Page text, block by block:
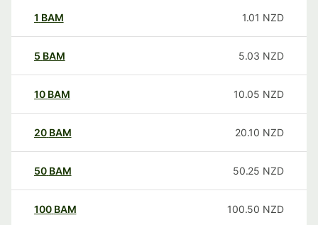
1 BAM 1.01 NZD
5 BAM 5.03 NZD
10 BAM 10.05 NZD
20 BAM 20.10 NZD
50 BAM 50.25 NZD
100 BAM 100.50 NZD